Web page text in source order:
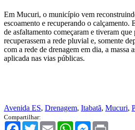
Em Mucuri, o município vem
escoamento e recuperando o calçamento.
de asfaltamento começaram e tiveram que
recuperassem a rede pluvial e, somente
com a rede de drenagem em dia, a massa
aplicada nas vias públicas.
Avenida ES, Drenagem, Itabatã, Mucuri,
Compartilhar:
Facebook
TwitterEmail WhatsAppMessenger